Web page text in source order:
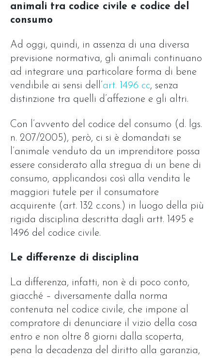
animali tra codice civile e codice del
consumo
Ad oggi, quindi, in assenza di una diversa
previsione normativa, gli animali continuano
ad integrare una particolare forma di bene
vendibile ai sensi dell’ art. 1496 cc, senza
distinzione tra quelli d’affezione e gli altri.
Con l’avvento del codice del consumo (d. lgs.
n. 207/2005), però, ci si è domandati se
l’animale venduto da un imprenditore possa
essere considerato alla stregua di un bene di
consumo, applicandosi così alla vendita le
maggiori tutele per il consumatore
acquirente (art. 132 c.cons.) in luogo della più
rigida disciplina descritta dagli artt. 1495 e
1496 del codice civile.
Le differenze di disciplina
La differenza, infatti, non è di poco conto,
giacché – diversamente dalla norma
contenuta nel codice civile, che impone al
compratore di denunciare il vizio della cosa
entro e non oltre 8 giorni dalla scoperta,
pena la decadenza del diritto alla garanzia,